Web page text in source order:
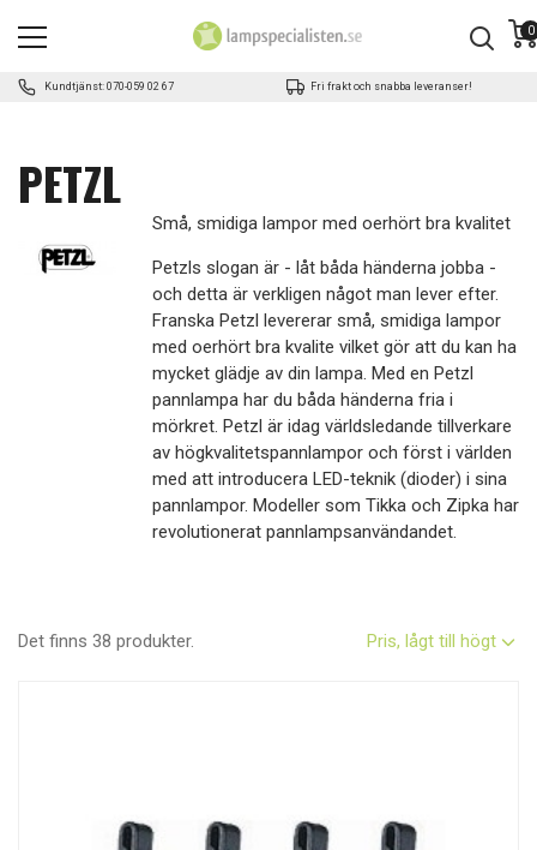
Kundtjänst: 070-059 02 67 Fri frakt och snabba leveranser!
0
PETZL
Små, smidiga lampor med oerhört bra kvalitet
Petzls slogan är - låt båda händerna jobba -
och detta är verkligen något man lever efter.
Franska Petzl levererar små, smidiga lampor
med oerhört bra kvalite vilket gör att du kan ha
mycket glädje av din lampa. Med en Petzl
pannlampa har du båda händerna fria i
mörkret. Petzl är idag världsledande tillverkare
av högkvalitetspannlampor och först i världen
med att introducera LED-teknik (dioder) i sina
pannlampor. Modeller som Tikka och Zipka har
revolutionerat pannlampsanvändandet.
Det finns 38 produkter. Pris, lågt till högt